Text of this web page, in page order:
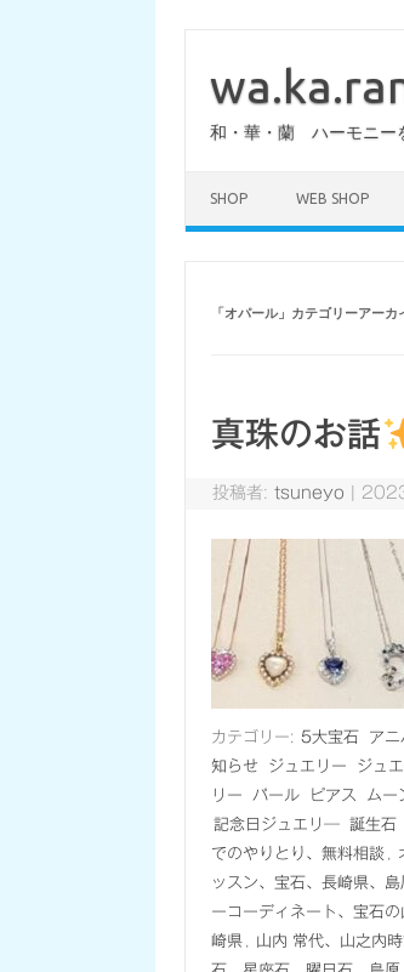
和・華・蘭 ハーモニー
SHOP WEB SHOP
「オパール」カテゴリーアーカ
真珠のお話
投稿者:tsuneyo
カテゴリー: 5大宝石 アニ
知らせ
ジュエリー ジュ
リー
パール ピアス ムー
記念日ジュエリ―
誕生石
でのやりとり、無料相談
ッスン、宝石、長崎県、島
ーコーディネート、宝石
崎県
山内 常代、山之内